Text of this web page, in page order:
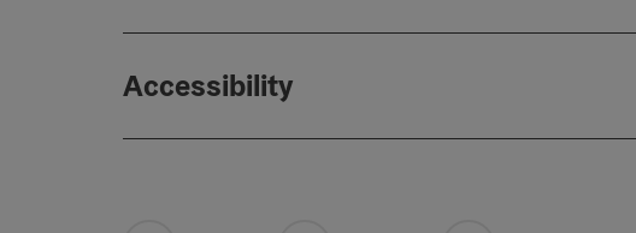
Accessibility